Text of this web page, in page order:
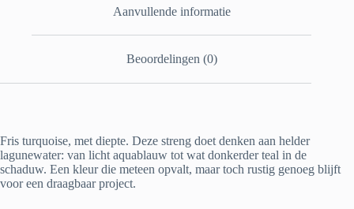
Aanvullende informatie
Beoordelingen (0)
Fris turquoise, met diepte. Deze streng doet denken aan helder
lagunewater: van licht aquablauw tot wat donkerder teal in de
schaduw. Een kleur die meteen opvalt, maar toch rustig genoeg blijft
voor een draagbaar project.